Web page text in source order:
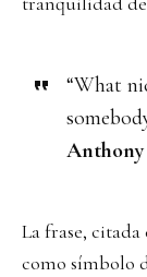
“What
La frase,
como símbolo